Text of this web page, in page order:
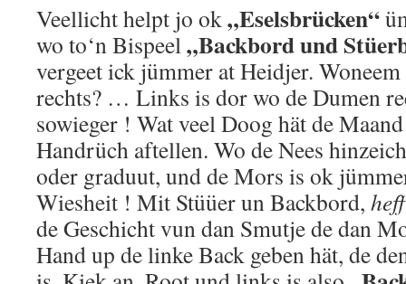
Veellicht helpt jo ok„Eselsbrücken“
wo to‘n Bispeel„Backbord und
vergeet ick jümmer at Heidjer.
rechts? … Links is dor wo de Dumen
sowieger ! Wat veel Doog hät de
Handrüch aftellen. Wo de Nees
oder graduut, und de Mors is ok
Wiesheit ! Mit Stüüer un Backbord,
de Geschicht vun dan Smutje de dan
Hand up de linke Back geben hät, de